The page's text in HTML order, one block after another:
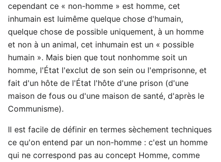
cependant ce « non-homme » est homme, cet
inhumain est luimême quelque chose d'humain,
quelque chose de possible uniquement, à un homme
et non à un animal, cet inhumain est un « possible
humain ». Mais bien que tout nonhomme soit un
homme, l'État l'exclut de son sein ou l'emprisonne, et
fait d'un hôte de l'État l'hôte d'une prison (d'une
maison de fous ou d'une maison de santé, d'après le
Communisme).
Il est facile de définir en termes sèchement techniques
ce qu'on entend par un non-homme : c'est un homme
qui ne correspond pas au concept Homme, comme